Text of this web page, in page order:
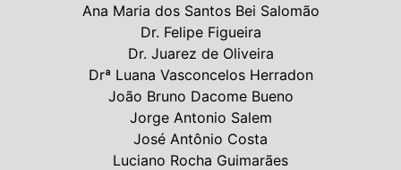
Ana Maria dos Santos Bei Salomão
Dr. Felipe Figueira
Dr. Juarez de Oliveira
Drª Luana Vasconcelos Herradon
João Bruno Dacome Bueno
Jorge Antonio Salem
José Antônio Costa
Luciano Rocha Guimarães